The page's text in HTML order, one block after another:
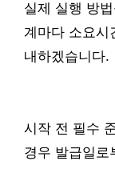
실제 실행 방
계마다 소요시
내하겠습니다.
시작 전 필수
경우 발급일로